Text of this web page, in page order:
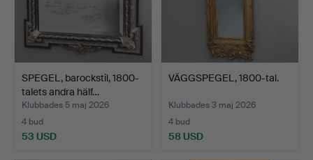
SPEGEL, barockstil, 1800-
talets andra hälf…
Klubbades 5 maj 2026
4 bud
53 USD
VÄGGSPEGEL, 1800-tal.
Klubbades 3 maj 2026
4 bud
58 USD